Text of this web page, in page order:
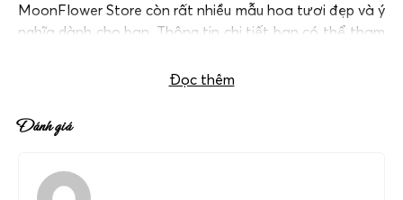
MoonFlower Store còn rất nhiều mẫu hoa tươi đẹp và ý
nghĩa dành cho bạn. Thông tin chi tiết bạn có thể tham
Đọc thêm
Đánh giá